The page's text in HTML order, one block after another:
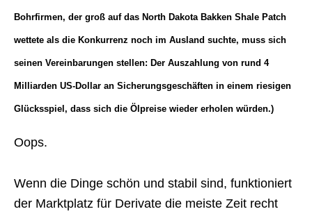
Bohrfirmen, der groß auf das North Dakota Bakken Shale Patch
wettete als die Konkurrenz noch im Ausland suchte, muss sich
seinen Vereinbarungen stellen: Der Auszahlung von rund 4
Milliarden US-Dollar an Sicherungsgeschäften in einem riesigen
Glücksspiel, dass sich die Ölpreise wieder erholen würden.)
Oops.
Wenn die Dinge schön und stabil sind, funktioniert
der Marktplatz für Derivate die meiste Zeit recht